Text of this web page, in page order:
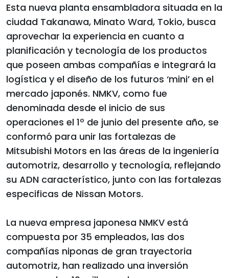
Esta nueva planta ensambladora situada en la
ciudad Takanawa, Minato Ward, Tokio, busca
aprovechar la experiencia en cuanto a
planificación y tecnología de los productos
que poseen ambas compañías e integrará la
logística y el diseño de los futuros ‘mini’ en el
mercado japonés. NMKV, como fue
denominada desde el inicio de sus
operaciones el 1º de junio del presente año, se
conformó para unir las fortalezas de
Mitsubishi Motors en las áreas de la ingeniería
automotriz, desarrollo y tecnología, reflejando
su ADN característico, junto con las fortalezas
especificas de Nissan Motors.
La nueva empresa japonesa NMKV está
compuesta por 35 empleados, las dos
compañías niponas de gran trayectoria
automotriz, han realizado una inversión